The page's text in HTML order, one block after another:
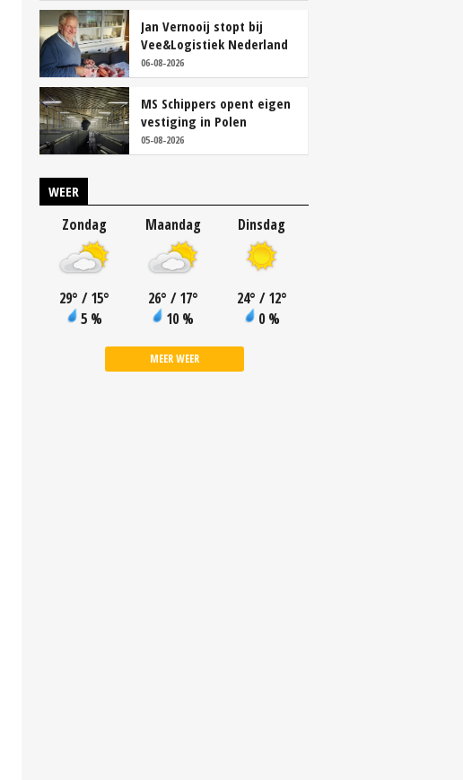
Jan Vernooij stopt bij
Vee&Logistiek Nederland
06-08-2026
MS Schippers opent eigen
vestiging in Polen
05-08-2026
WEER
Zondag
29° / 15°
5 %
Maandag
26° / 17°
10 %
Dinsdag
24° / 12°
0 %
MEER WEER